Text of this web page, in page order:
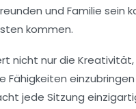
und Familie sein
kommen.
nicht nur die Kreativität
Fähigkeiten
jede Sitzung